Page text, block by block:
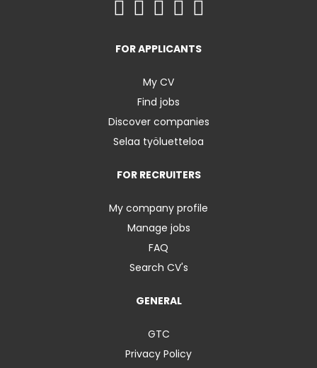
FOR APPLICANTS
My CV
Find jobs
Discover companies
Selaa työluetteloa
FOR RECRUITERS
My company profile
Manage jobs
FAQ
Search CV's
GENERAL
GTC
Privacy Policy